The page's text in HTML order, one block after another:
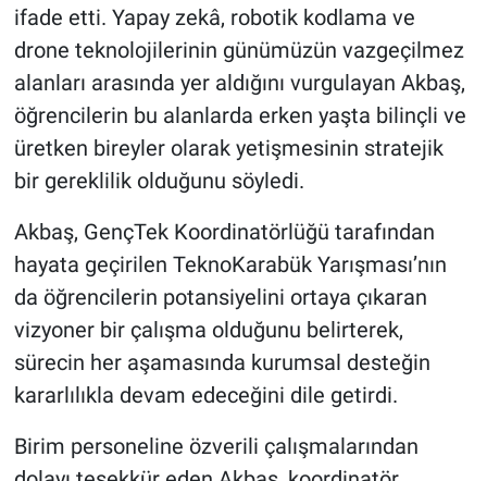
ifade etti. Yapay zekâ, robotik kodlama ve
drone teknolojilerinin günümüzün vazgeçilmez
alanları arasında yer aldığını vurgulayan Akbaş,
öğrencilerin bu alanlarda erken yaşta bilinçli ve
üretken bireyler olarak yetişmesinin stratejik
bir gereklilik olduğunu söyledi.
Akbaş, GençTek Koordinatörlüğü tarafından
hayata geçirilen TeknoKarabük Yarışması’nın
da öğrencilerin potansiyelini ortaya çıkaran
vizyoner bir çalışma olduğunu belirterek,
sürecin her aşamasında kurumsal desteğin
kararlılıkla devam edeceğini dile getirdi.
Birim personeline özverili çalışmalarından